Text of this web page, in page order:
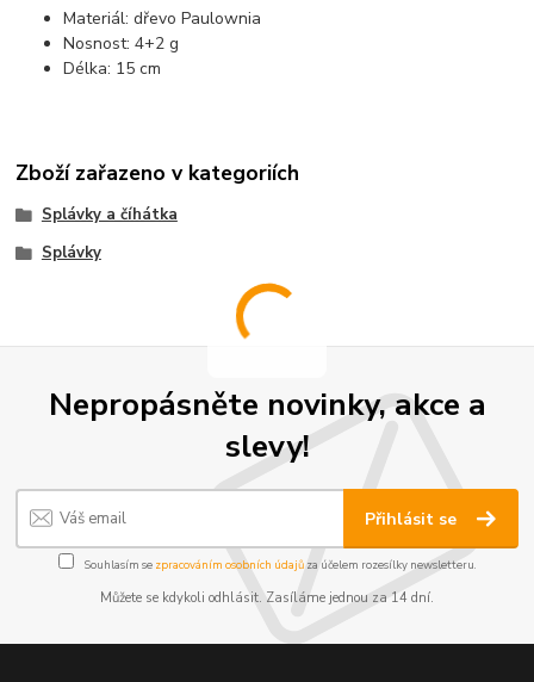
Materiál: dřevo Paulownia
Nosnost: 4+2 g
Délka: 15 cm
Zboží zařazeno v kategoriích
Splávky a číhátka
Splávky
Nepropásněte novinky, akce a
slevy!
Přihlásit se
Souhlasím se zpracováním osobních údajůza účelem rozesílky newsletteru.
Můžete se kdykoli odhlásit. Zasíláme jednou za 14 dní.